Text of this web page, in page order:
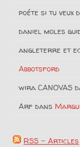
poéte si tu veux
daniel moles
angleterre et
Abbotsford
wira CANOVAS
Arf dans
RSS - Articles